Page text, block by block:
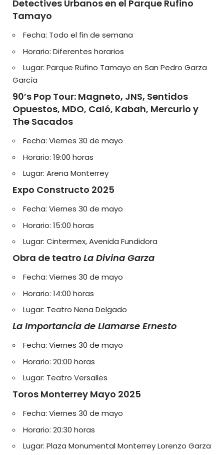
Detectives Urbanos en el Parque Rufino
Tamayo
Fecha: Todo el fin de semana
Horario: Diferentes horarios
Lugar: Parque Rufino Tamayo en San Pedro Garza
García
90’s Pop Tour: Magneto, JNS, Sentidos
Opuestos, MDO, Caló, Kabah, Mercurio y
The Sacados
Fecha: Viernes 30 de mayo
Horario: 19:00 horas
Lugar: Arena Monterrey
Expo Constructo 2025
Fecha: Viernes 30 de mayo
Horario: 15:00 horas
Lugar: Cintermex, Avenida Fundidora
Obra de teatro La Divina Garza
Fecha: Viernes 30 de mayo
Horario: 14:00 horas
Lugar: Teatro Nena Delgado
La Importancia de Llamarse Ernesto
Fecha: Viernes 30 de mayo
Horario: 20:00 horas
Lugar: Teatro Versalles
Toros Monterrey Mayo 2025
Fecha: Viernes 30 de mayo
Horario: 20:30 horas
Lugar: Plaza Monumental Monterrey Lorenzo Garza